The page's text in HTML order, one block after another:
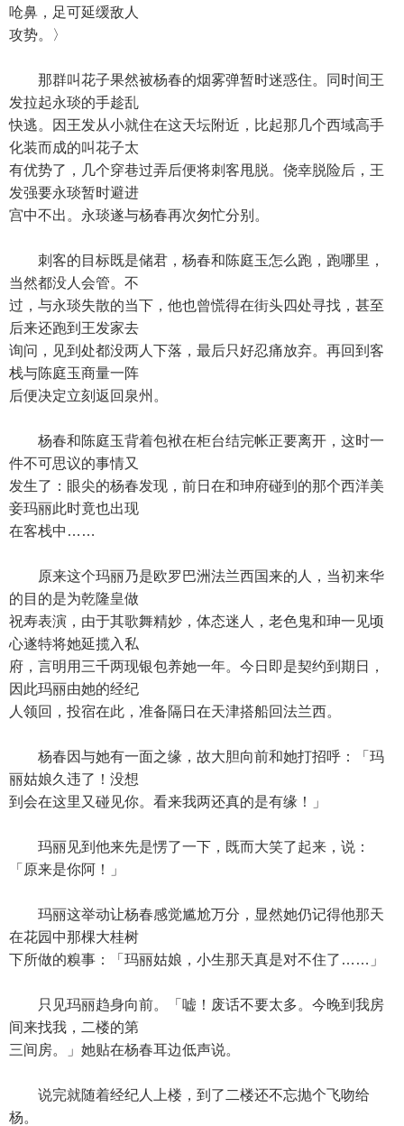
呛鼻，足可延缓敌人
攻势。〉
那群叫花子果然被杨春的烟雾弹暂时迷惑住。同时间王
发拉起永琰的手趁乱
快逃。因王发从小就住在这天坛附近，比起那几个西域高手
化装而成的叫花子太
有优势了，几个穿巷过弄后便将刺客甩脱。侥幸脱险后，王
发强要永琰暂时避进
宫中不出。永琰遂与杨春再次匆忙分别。
刺客的目标既是储君，杨春和陈庭玉怎么跑，跑哪里，
当然都没人会管。不
过，与永琰失散的当下，他也曾慌得在街头四处寻找，甚至
后来还跑到王发家去
询问，见到处都没两人下落，最后只好忍痛放弃。再回到客
栈与陈庭玉商量一阵
后便决定立刻返回泉州。
杨春和陈庭玉背着包袱在柜台结完帐正要离开，这时一
件不可思议的事情又
发生了：眼尖的杨春发现，前日在和珅府碰到的那个西洋美
妾玛丽此时竟也出现
在客栈中……
原来这个玛丽乃是欧罗巴洲法兰西国来的人，当初来华
的目的是为乾隆皇做
祝寿表演，由于其歌舞精妙，体态迷人，老色鬼和珅一见顷
心遂特将她延揽入私
府，言明用三千两现银包养她一年。今日即是契约到期日，
因此玛丽由她的经纪
人领回，投宿在此，准备隔日在天津搭船回法兰西。
杨春因与她有一面之缘，故大胆向前和她打招呼：「玛
丽姑娘久违了！没想
到会在这里又碰见你。看来我两还真的是有缘！」
玛丽见到他来先是愣了一下，既而大笑了起来，说：
「原来是你阿！」
玛丽这举动让杨春感觉尴尬万分，显然她仍记得他那天
在花园中那棵大桂树
下所做的糗事：「玛丽姑娘，小生那天真是对不住了……」
只见玛丽趋身向前。「嘘！废话不要太多。今晚到我房
间来找我，二楼的第
三间房。」她贴在杨春耳边低声说。
说完就随着经纪人上楼，到了二楼还不忘抛个飞吻给
杨。